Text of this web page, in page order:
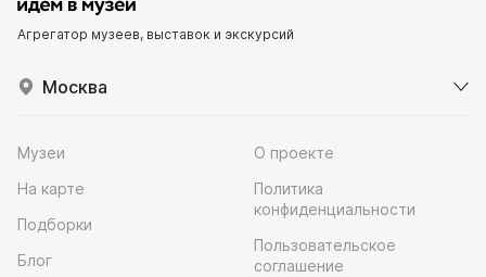
Агрегатор музеев, выставок и экскурсий
Москва
Музеи
На карте
Подборки
Блог
О проекте
Политика
конфиденциальности
Пользовательское
соглашение